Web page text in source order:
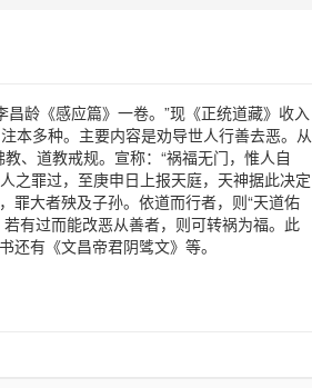
龄《感应篇》一卷。”现《正统道藏》收入
本多种。主要内容是劝导世人行善去恶。从
、道教戒规。宣称：“祸福无门，惟人自
之罪过，至庚申日上报天庭，天神据此决定
罪大者殃及子孙。依道而行者，则“天道佑
有过而能改恶从善者，则可转祸为福。此
有《文昌帝君阴骘文》等。